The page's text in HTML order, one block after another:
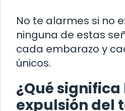
No te alarmes si no
ninguna de estas
cada embarazo y
únicos.
¿Qué significa
expulsión del